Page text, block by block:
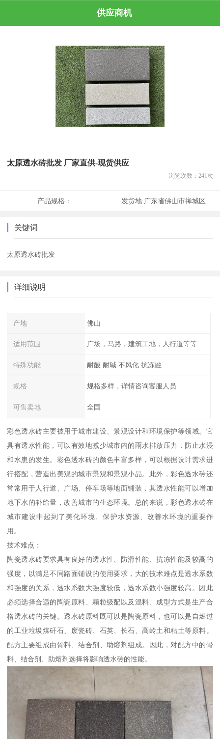
供应商机
太原透水砖批发 厂家直供-现货供应
浏览次数： 241 次
产品规格： 发货地:广东省佛山市禅城区
关键词
太原透水砖批发
详细说明
产地 佛山
适用范围 广场，马路，建筑工地，人行道等等
特殊功能 耐酸 耐碱 不风化 抗冻融
规格 规格多样，详情咨询客服人员
可售卖地 全国
彩色透水砖主要被用于城市建设、景观设计和环境保护等领域。它
具有透水性能，可以有效地减少城市内的雨水排放压力，防止水浸
和水患的发生。彩色透水砖的颜色丰富多样，可以根据设计需求进
行搭配，营造出美观的城市景观和景观小品。此外，彩色透水砖还
常常用于人行道、广场、停车场等地面铺装，其透水性能可以增加
地下水的补给量，改善城市的生态环境。总的来说，彩色透水砖在
城市建设中起到了美化环境、保护水资源、改善水环境的重要作
用。
技术难点：
陶瓷透水砖要求具有良好的透水性、防滑性能、抗冻性能及较高的
强度，以满足不同路面铺设的使用要求，大的技术难点是透水系数
和强度的关系，透水系数大强度较低，透水系数小强度较高。因此
必须选择合适的陶瓷原料、颗粒级配以及混料、成型方式是生产合
格透水砖的关键。透水砖原料既可以是陶瓷原料，也可以是自燃过
的工业垃圾煤矸石、废瓷砖、石英、长石、高岭土和粘土等原料。
配方主要组成由骨料、结合剂、助熔剂组成。因此，对配方中的骨
料、结合剂、助熔剂选择将影响透水砖的性能。